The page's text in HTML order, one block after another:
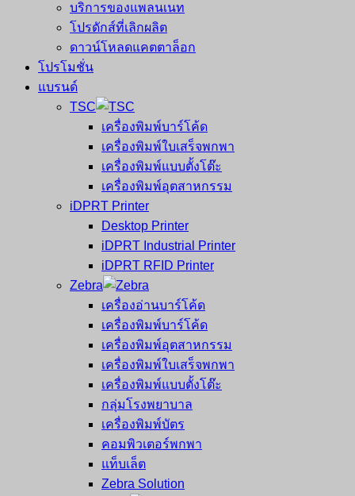
บริการของแพลนเนท
โปรดักส์ที่เลิกผลิต
ดาวน์โหลดแคตตาล็อก
โปรโมชั่น
แบรนด์
TSC
เครื่องพิมพ์บาร์โค้ด
เครื่องพิมพ์ใบเสร็จพกพา
เครื่องพิมพ์แบบตั้งโต๊ะ
เครื่องพิมพ์อุตสาหกรรม
iDPRT Printer
Desktop Printer
iDPRT Industrial Printer
iDPRT RFID Printer
Zebra
เครื่องอ่านบาร์โค้ด
เครื่องพิมพ์บาร์โค้ด
เครื่องพิมพ์อุตสาหกรรม
เครื่องพิมพ์ใบเสร็จพกพา
เครื่องพิมพ์แบบตั้งโต๊ะ
กลุ่มโรงพยาบาล
เครื่องพิมพ์บัตร
คอมพิวเตอร์พกพา
แท็บเล็ต
Zebra Solution